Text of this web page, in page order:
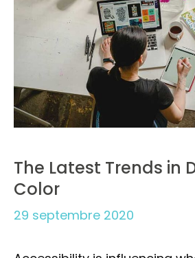
The Latest Trends in
Color
29 septembre 2020